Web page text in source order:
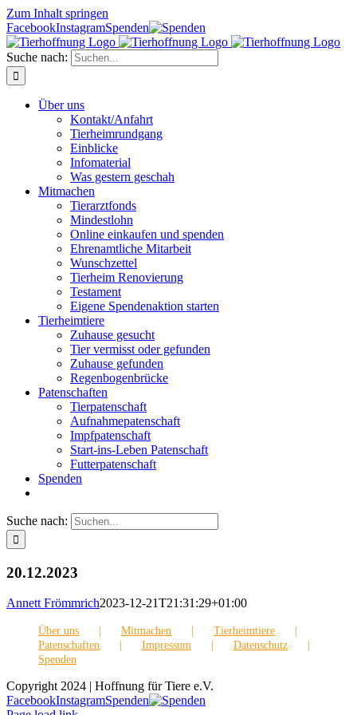
Zum Inhalt springen
FacebookInstagramSpenden
Suche nach:
Über uns
Kontakt/Anfahrt
Tierheimrundgang
Einblicke
Infomaterial
Was gestern geschah
Mitmachen
Tierarztfonds
Mindestlohn
Online einkaufen und spenden
Ehrenamtliche Mitarbeit
Wunschzettel
Tierheim Renovierung
Testament
Eigene Spendenaktion starten
Tierheimtiere
Zuhause gesucht
Tier vermisst oder gefunden
Zuhause gefunden
Regenbogenbrücke
Patenschaften
Tierpatenschaft
Aufnahmepatenschaft
Impfpatenschaft
Start-ins-Leben Patenschaft
Futterpatenschaft
Spenden
Suche nach:
20.12.2023
Annett Frömmrich2023-12-21T21:31:29+01:00
Über uns Mitmachen
Tierheimtiere
Patenschaften
Impressum
Datenschutz
Spenden
Copyright 2024 | Hoffnung für Tiere e.V.
FacebookInstagramSpenden